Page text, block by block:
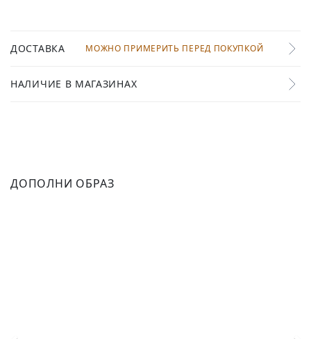
ДОСТАВКА МОЖНО ПРИМЕРИТЬ ПЕРЕД ПОКУПКОЙ
НАЛИЧИЕ В МАГАЗИНАХ
ДОПОЛНИ ОБРАЗ